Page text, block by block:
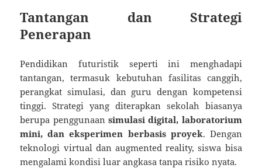
Tantangan dan Strategi
Penerapan
Pendidikan futuristik seperti ini menghadapi
tantangan, termasuk kebutuhan fasilitas canggih,
perangkat simulasi, dan guru dengan kompetensi
tinggi. Strategi yang diterapkan sekolah biasanya
berupa penggunaan simulasi digital, laboratorium
mini, dan eksperimen berbasis proyek. Dengan
teknologi virtual dan augmented reality, siswa bisa
mengalami kondisi luar angkasa tanpa risiko nyata.